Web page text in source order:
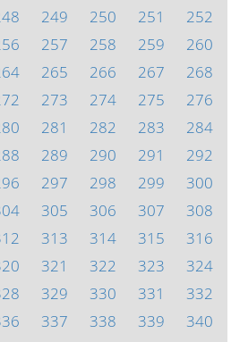
249 250 251
252
257 258 259
260
265 266 267
268
273 274 275
276
281 282 283
284
289 290 291
292
297 298 299
300
305 306 307
308
313 314 315
316
321 322 323
324
329 330 331
332
337 338 339
340